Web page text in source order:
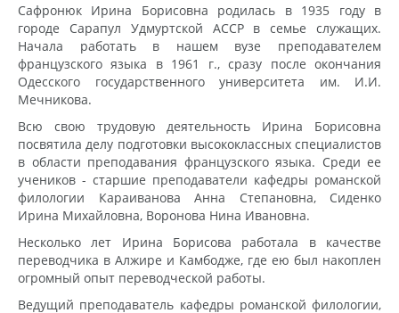
Сафронюк Ирина Борисовна родилась в 1935 году в
городе Сарапул Удмуртской АССР в семье служащих.
Начала работать в нашем вузе преподавателем
французского языка в 1961 г., сразу после окончания
Одесского государственного университета им. И.И.
Мечникова.
Всю свою трудовую деятельность Ирина Борисовна
посвятила делу подготовки высококлассных специалистов
в области преподавания французского языка. Среди ее
учеников - старшие преподаватели кафедры романской
филологии Караиванова Анна Степановна, Сиденко
Ирина Михайловна, Воронова Нина Ивановна.
Несколько лет Ирина Борисова работала в качестве
переводчика в Алжире и Камбодже, где ею был накоплен
огромный опыт переводческой работы.
Ведущий преподаватель кафедры романской филологии,